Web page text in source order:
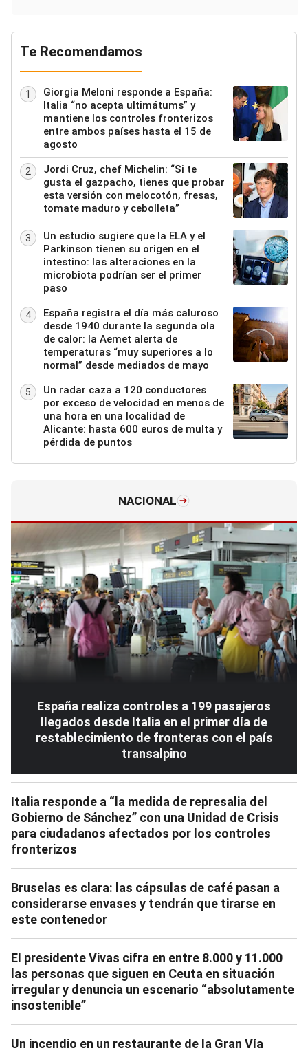
Te Recomendamos
1
Giorgia Meloni responde a España:
Italia “no acepta ultimátums” y
mantiene los controles fronterizos
entre ambos países hasta el 15 de
agosto
2
Jordi Cruz, chef Michelin: “Si te
gusta el gazpacho, tienes que probar
esta versión con melocotón, fresas,
tomate maduro y cebolleta”
3
Un estudio sugiere que la ELA y el
Parkinson tienen su origen en el
intestino: las alteraciones en la
microbiota podrían ser el primer
paso
4
España registra el día más caluroso
desde 1940 durante la segunda ola
de calor: la Aemet alerta de
temperaturas “muy superiores a lo
normal” desde mediados de mayo
5
Un radar caza a 120 conductores
por exceso de velocidad en menos de
una hora en una localidad de
Alicante: hasta 600 euros de multa y
pérdida de puntos
NACIONAL
España realiza controles a 199 pasajeros
llegados desde Italia en el primer día de
restablecimiento de fronteras con el país
transalpino
Italia responde a “la medida de represalia del
Gobierno de Sánchez” con una Unidad de Crisis
para ciudadanos afectados por los controles
fronterizos
Bruselas es clara: las cápsulas de café pasan a
considerarse envases y tendrán que tirarse en
este contenedor
El presidente Vivas cifra en entre 8.000 y 11.000
las personas que siguen en Ceuta en situación
irregular y denuncia un escenario “absolutamente
insostenible”
Un incendio en un restaurante de la Gran Vía